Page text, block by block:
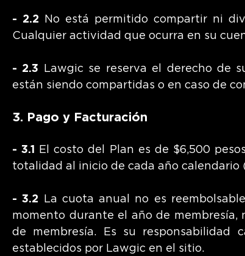
- 2.2 No está permitido compartir ni
Cualquier actividad que ocurra en su
- 2.3 Lawgic se reserva el derecho de
están siendo compartidas o en caso de
3. Pago y Facturación
- 3.1
El costo del Plan es de $6,500
totalidad al inicio de cada año calendario
- 3.2 La cuota anual no es
momento durante el año de membresía,
de membresía. Es su responsabilidad
establecidos por Lawgic en el sitio.